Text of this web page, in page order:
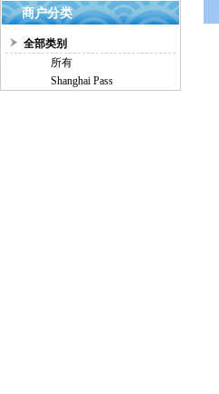
商户分类
全部类别
所有
Shanghai Pass